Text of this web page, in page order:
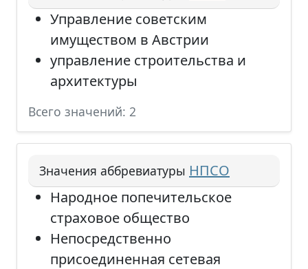
Управление советским
имуществом в Австрии
управление строительства и
архитектуры
Всего значений: 2
Значения аббревиатуры НПСО
Народное попечительское
страховое общество
Непосредственно
присоединенная сетевая